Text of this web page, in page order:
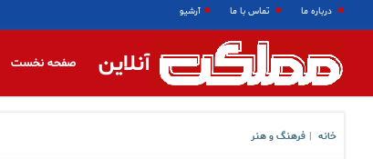
درباره ما تماس با ما آرشیو
آنلاین صفحه نخست
خانه فرهنگ و هنر